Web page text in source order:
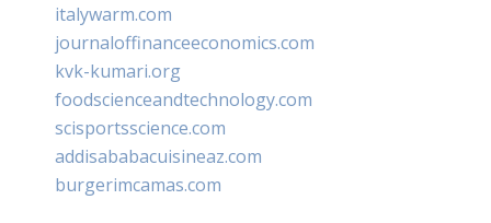
italywarm.com
journaloffinanceeconomics.com
kvk-kumari.org
foodscienceandtechnology.com
scisportsscience.com
addisababacuisineaz.com
burgerimcamas.com